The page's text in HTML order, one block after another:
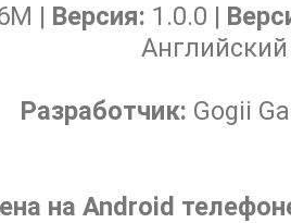
| Версия: 1.0.0 |
Английский
Разработчик: Gogii
на Android